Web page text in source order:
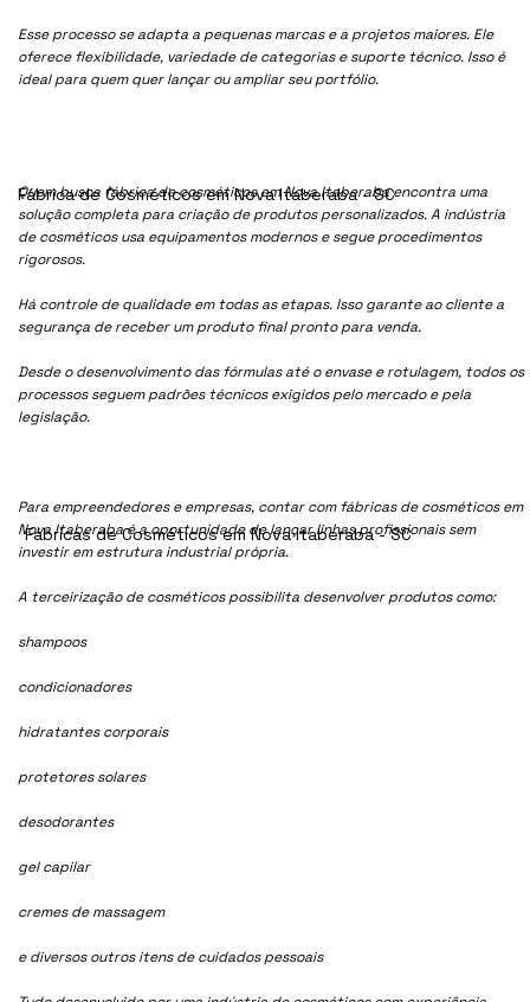
Esse processo se adapta a pequenas marcas e a projetos maiores. Ele
oferece flexibilidade, variedade de categorias e suporte técnico. Isso é
ideal para quem quer lançar ou ampliar seu portfólio.
Quem busca fábrica de cosméticos em Nova Itaberaba encontra uma
solução completa para criação de produtos personalizados. A indústria
de cosméticos usa equipamentos modernos e segue procedimentos
rigorosos.
Há controle de qualidade em todas as etapas. Isso garante ao cliente a
segurança de receber um produto final pronto para venda.
Desde o desenvolvimento das fórmulas até o envase e rotulagem, todos os
processos seguem padrões técnicos exigidos pelo mercado e pela
legislação.
Para empreendedores e empresas, contar com fábricas de cosméticos em
Nova Itaberaba é a oportunidade de lançar linhas profissionais sem
investir em estrutura industrial própria.
A terceirização de cosméticos possibilita desenvolver produtos como:
shampoos
condicionadores
hidratantes corporais
protetores solares
desodorantes
gel capilar
cremes de massagem
e diversos outros itens de cuidados pessoais
Fábrica de Cosméticos em Nova Itaberaba - SC
Fábricas de Cosméticos em Nova Itaberaba - SC